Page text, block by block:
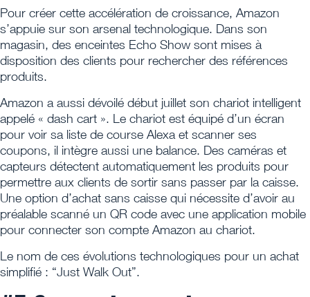
Pour créer cette accélération de croissance, Amazon
s’appuie sur son arsenal technologique. Dans son
magasin, des enceintes Echo Show sont mises à
disposition des clients pour rechercher des références
produits.
Amazon a aussi dévoilé début juillet son chariot intelligent
appelé « dash cart ». Le chariot est équipé d’un écran
pour voir sa liste de course Alexa et scanner ses
coupons, il intègre aussi une balance. Des caméras et
capteurs détectent automatiquement les produits pour
permettre aux clients de sortir sans passer par la caisse.
Une option d’achat sans caisse qui nécessite d’avoir au
préalable scanné un QR code avec une application mobile
pour connecter son compte Amazon au chariot.
Le nom de ces évolutions technologiques pour un achat
simplifié : “Just Walk Out”.